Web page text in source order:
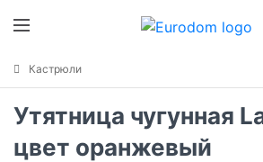
Кастрюли
Утятница чугунная
цвет оранжевый